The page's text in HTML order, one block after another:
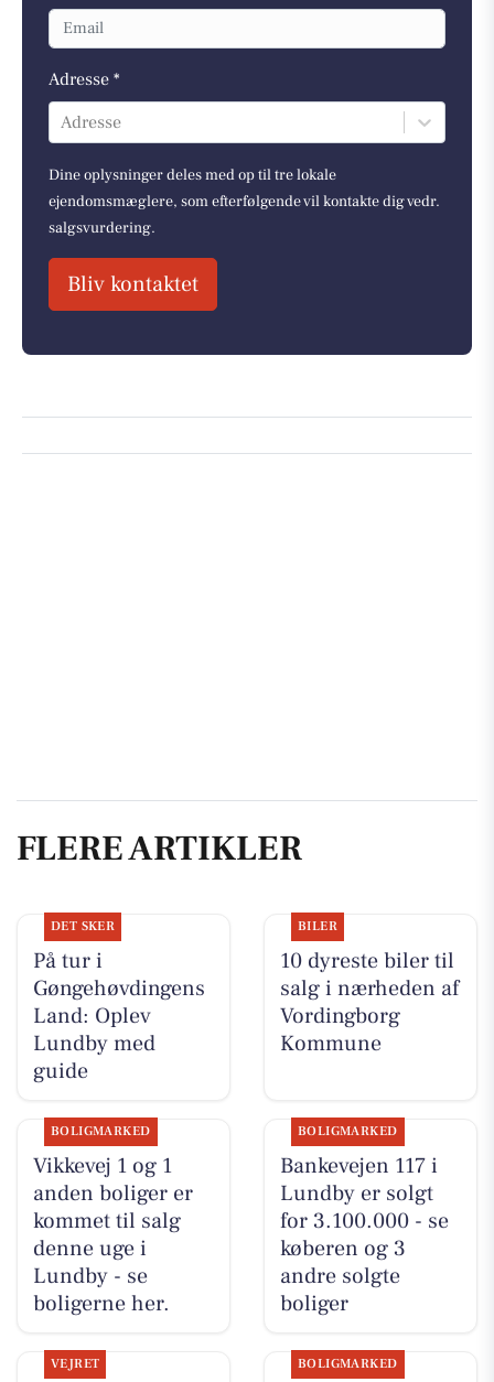
Adresse *
Adresse
Dine oplysninger deles med op til tre lokale
ejendomsmæglere, som efterfølgende vil kontakte dig vedr.
salgsvurdering.
Bliv kontaktet
FLERE ARTIKLER
DET SKER
På tur i
Gøngehøvdingens
Land: Oplev
Lundby med
guide
BILER
10 dyreste biler til
salg i nærheden af
Vordingborg
Kommune
BOLIGMARKED
Vikkevej 1 og 1
anden boliger er
kommet til salg
denne uge i
Lundby - se
boligerne her.
BOLIGMARKED
Bankevejen 117 i
Lundby er solgt
for 3.100.000 - se
køberen og 3
andre solgte
boliger
VEJRET BOLIGMARKED